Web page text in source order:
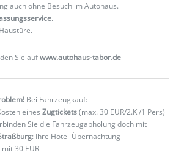
auch ohne Besuch im Autohaus.
.
Sie aufwww.autohaus-tabor.de
Bei Fahrzeugkauf:
eines Zugtickets(max. 30 EUR/2.Kl/1 Pers)
Sie die Fahrzeugabholung doch mit
: Ihre Hotel-Übernachtung
30 EUR